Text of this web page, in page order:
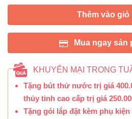
Thêm vào giỏ
Mua ngay sản
KHUYẾN MẠI TRONG
Tặng bút thử nước trị giá
thủy tinh cao cấp trị giá
Tặng gói lắp đặt kèm phụ kiện